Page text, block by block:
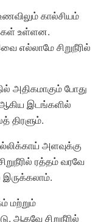
கால்சியம்
உள்ளன.
எல்லாமே சிறுநீரில்
அதிகமாகும் போது
ஆகிய இடங்களில்
திரளும்.
அளவுக்கு
ரத்தம் வரவே
இருக்கலாம்.
மற்றும்
ஆகவே சிறுநீரில்